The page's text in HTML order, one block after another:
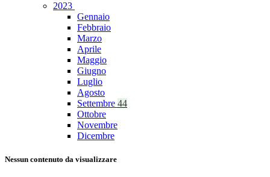
2023
Gennaio
Febbraio
Marzo
Aprile
Maggio
Giugno
Luglio
Agosto
Settembre 44
Ottobre
Novembre
Dicembre
Nessun contenuto da visualizzare